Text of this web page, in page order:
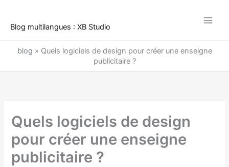
contenu
Blog multilangues : XB Studio
blog » Quels logiciels de design pour créer une enseigne
publicitaire ?
Quels logiciels de design
pour créer une enseigne
publicitaire ?